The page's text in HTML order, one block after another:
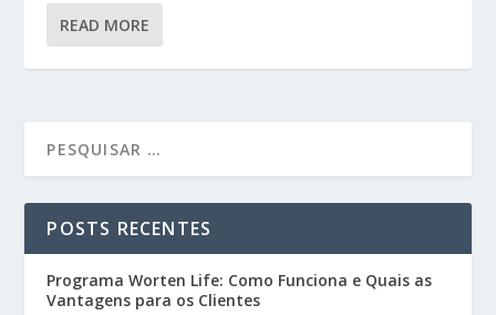
READ MORE
POSTS RECENTES
Programa Worten Life: Como Funciona e Quais as
Vantagens para os Clientes